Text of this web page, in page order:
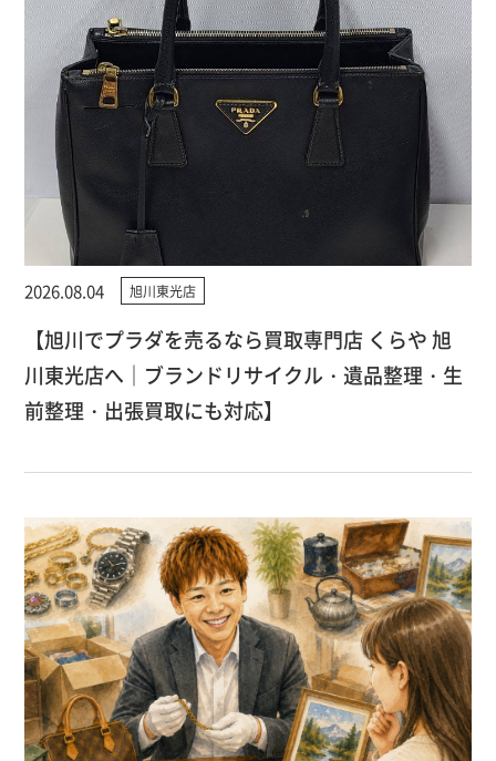
2026.08.04 旭川東光店
【旭川でプラダを売るなら買取専門店 くらや 旭
川東光店へ｜ブランドリサイクル・遺品整理・生
前整理・出張買取にも対応】